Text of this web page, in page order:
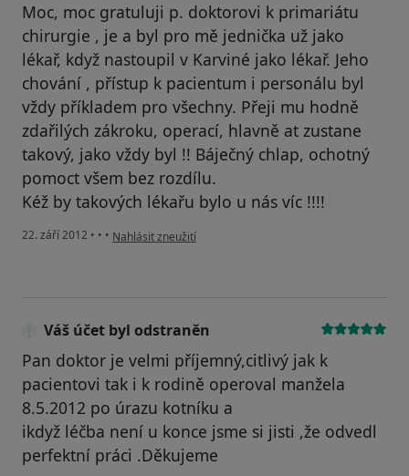
Moc, moc gratuluji p. doktorovi k primariátu
chirurgie , je a byl pro mě jednička už jako
lékař, když nastoupil v Karviné jako lékař. Jeho
chování , přístup k pacientum i personálu byl
vždy příkladem pro všechny. Přeji mu hodně
zdařilých zákroku, operací, hlavně at zustane
takový, jako vždy byl !! Báječný chlap, ochotný
pomoct všem bez rozdílu.
Kéž by takových lékařu bylo u nás víc !!!!
22. září 2012 • • • podle názoru uživatele Váš účet byl odstraněn
Nahlásit zneužití
Váš účet byl odstraněn
Pan doktor je velmi příjemný,citlivý jak k
pacientovi tak i k rodině operoval manžela
8.5.2012 po úrazu kotníku a
ikdyž léčba není u konce jsme si jisti ,že odvedl
perfektní práci .Děkujeme